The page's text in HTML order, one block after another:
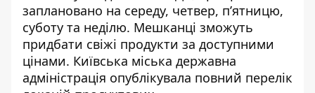
заплановано на середу, четвер, п’ятницю,
суботу та неділю. Мешканці зможуть
придбати свіжі продукти за доступними
цінами. Київська міська державна
адміністрація опублікувала повний перелік